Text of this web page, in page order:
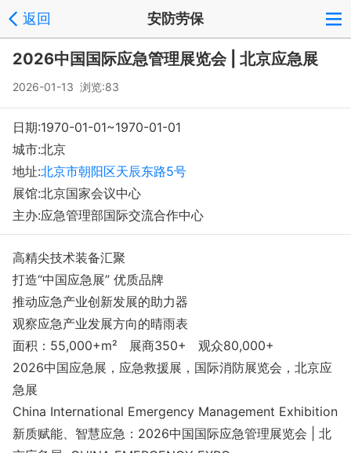
返回 安防劳保
2026中国国际应急管理展览会 | 北京应急展
2026-01-13 浏览:83
日期:1970-01-01~1970-01-01
城市:北京
地址:北京市朝阳区天辰东路5号
展馆:北京国家会议中心
主办:应急管理部国际交流合作中心
高精尖技术装备汇聚
打造“中国应急展” 优质品牌
推动应急产业创新发展的助力器
观察应急产业发展方向的晴雨表
面积：55,000+m² 展商350+ 观众80,000+
2026中国应急展，应急救援展，国际消防展览会，北京应
急展
China International Emergency Management Exhibition
新质赋能、智慧应急：2026中国国际应急管理展览会 | 北
注册 反馈
Copyright © 2008-2018 环球会展网 fairglobal.com.cn 版权所有